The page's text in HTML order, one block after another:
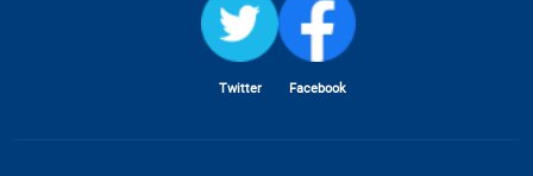
Twitter Facebook